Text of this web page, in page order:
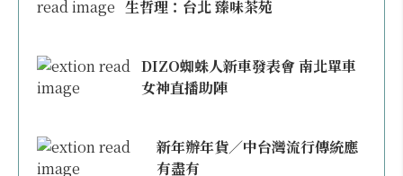
生哲理：台北 臻味茶苑
DIZO蜘蛛人新車發表會 南北單車
女神直播助陣
新年辦年貨／中台灣流行傳統應
有盡有